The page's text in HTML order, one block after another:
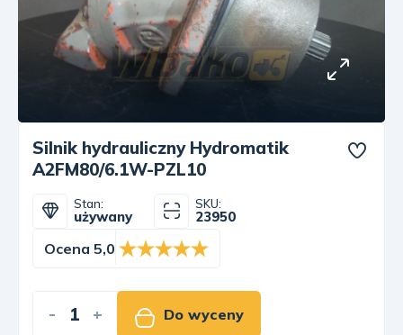
Silnik hydrauliczny Hydromatik
A2FM80/6.1W-PZL10
Stan:
używany
SKU:
23950
Ocena 5,0
- + Do wyceny